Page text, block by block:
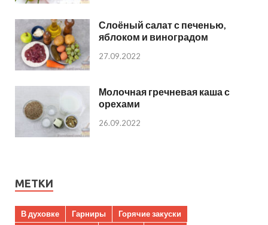
Слоёный салат с печенью,
яблоком и виноградом
27.09.2022
Молочная гречневая каша с
орехами
26.09.2022
МЕТКИ
В духовке Гарниры
Горячие закуски